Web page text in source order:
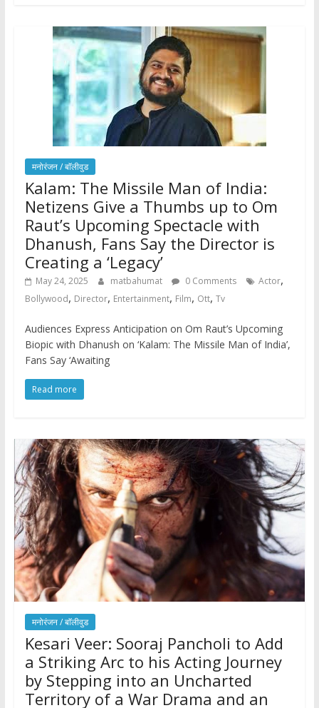
मनोरंजन / बाॅलीवुड
Kalam: The Missile Man of India:
Netizens Give a Thumbs up to Om
Raut’s Upcoming Spectacle with
Dhanush, Fans Say the Director is
Creating a ‘Legacy’
May 24, 2025 matbahumat 0 Comments Actor,
Bollywood, Director, Entertainment, Film, Ott, Tv
Audiences Express Anticipation on Om Raut’s Upcoming
Biopic with Dhanush on ‘Kalam: The Missile Man of India’,
Fans Say ‘Awaiting
Read more
मनोरंजन / बाॅलीवुड
Kesari Veer: Sooraj Pancholi to Add
a Striking Arc to his Acting Journey
by Stepping into an Uncharted
Territory of a War Drama and an